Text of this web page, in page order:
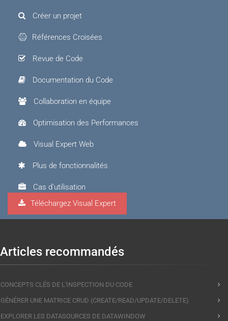
Créer un projet
Références Croisées
Revue de Code
Documentation du Code
Collaboration en équipe
Optimisation des Performances
Visual Expert Web
Plus de fonctionnalités
Cas d'utilisation
Visual Expert.AI
Téléchargez Visual Expert
Articles recommandés
CONCEPTS CLÉS DE L'INSPECTION DU CODE
GÉNÉRER UNE MATRICE CRUD (CREATE/READ/UPDATE/DELETE)
EXPLORER LES DATASOURCES DE DATAWINDOW